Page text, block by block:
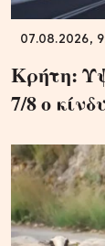
07.08.2026,
Κρήτη:
7/8 ο